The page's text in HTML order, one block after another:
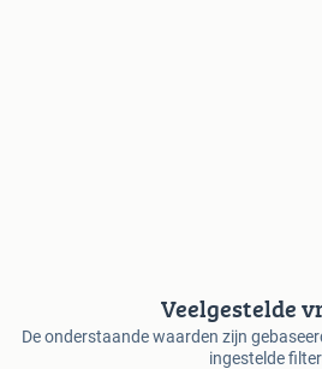
Veelgestelde
De onderstaande waarden zijn
ingestelde